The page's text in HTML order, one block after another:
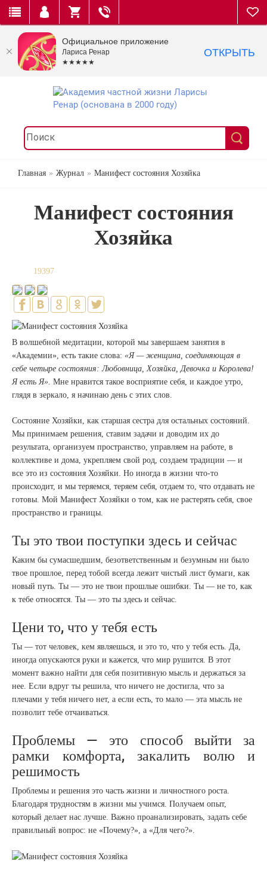
Главная Журнал Манифест состояния Хозяйка
Манифест состояния
Хозяйка
19397
В волшебной медитации, которой мы завершаем занятия в
«Академии», есть такие слова: «Я — женщина, соединяющая в
себе четыре состояния: Любовница, Хозяйка, Девочка и Королева!
Я есть Я». Мне нравится такое восприятие себя, и каждое утро,
глядя в зеркало, я начинаю день с этих слов.
Состояние Хозяйки, как старшая сестра для остальных состояний.
Мы принимаем решения, ставим задачи и доводим их до
результата, организуем пространство, управляем на работе, в
коллективе и дома, укрепляем свой род, создаем традиции — и
все это из состояния Хозяйки. Но иногда в жизни что-то
происходит, и мы теряемся, теряем себя, отдаем то, что отдавать не
готовы. Мой Манифест Хозяйки о том, как не растерять себя, свое
пространство и границы.
Ты это твои поступки здесь и сейчас
Каким бы сумасшедшим, безответственным и безумным ни было
твое прошлое, перед тобой всегда лежит чистый лист бумаги, как
новый путь. Ты — это не твои прошлые ошибки. Ты — не то, как
к тебе относятся. Ты — это ты здесь и сейчас.
Цени то, что у тебя есть
Ты — тот человек, кем являешься, и это то, что у тебя есть. Да,
иногда опускаются руки и кажется, что мир рушится. В этот
момент важно найти для себя позитивную мысль и держаться за
нее. Если вдруг ты решила, что ничего не достигла, что за
плечами у тебя ничего нет, а если есть, то мало — эта мысль не
позволит тебе отчаиваться.
Проблемы — это способ выйти за
рамки комфорта, закалить волю и
решимость
Проблемы и решения это часть жизни и личностного роста.
Благодаря трудностям в жизни мы учимся. Получаем опыт,
который делает нас лучше. Важно проанализировать, задать себе
правильный вопрос: не «Почему?», а «Для чего?».
Официальное приложение
Лариса Ренар
★★★★★
ОТКРЫТЬ